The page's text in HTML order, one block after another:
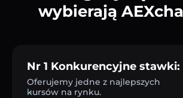
wybierają
Nr 1 Konkurencyjne stawki:
Oferujemy jedne z najlepszych
kursów na rynku.